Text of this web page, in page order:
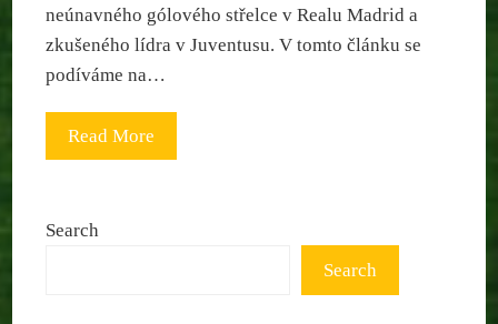
neúnavného gólového střelce v Realu Madrid a
zkušeného lídra v Juventusu. V tomto článku se
podíváme na…
Read More
Search
Search